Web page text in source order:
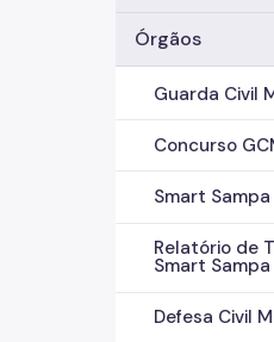
Órgãos
Guarda Civil
Concurso
Smart Sampa
Relatório de
Smart Sampa
Defesa Civil